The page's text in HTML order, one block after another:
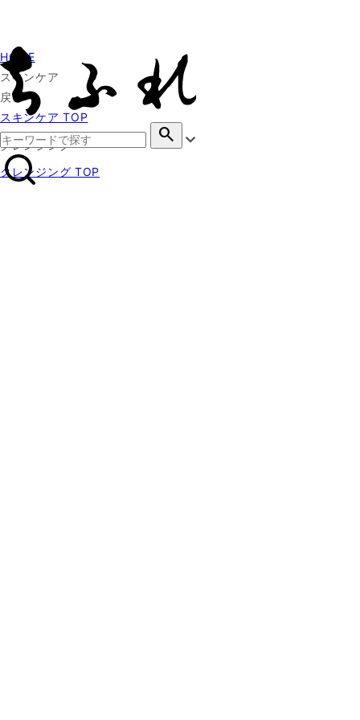
search
HOME
スキンケア
戻る
スキンケア TOP
クレンジング
クレンジング TOP